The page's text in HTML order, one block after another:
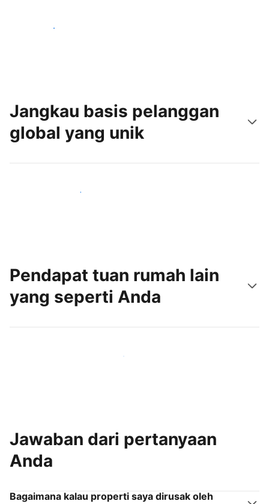
Mulai sekarang
Jangkau basis pelanggan
global yang unik
Jangkau tamu baru hari ini
Pendapat tuan rumah lain
yang seperti Anda
Gabung dengan tuan rumah lain seperti Anda
Jawaban dari pertanyaan
Anda
Bagaimana kalau properti saya dirusak oleh